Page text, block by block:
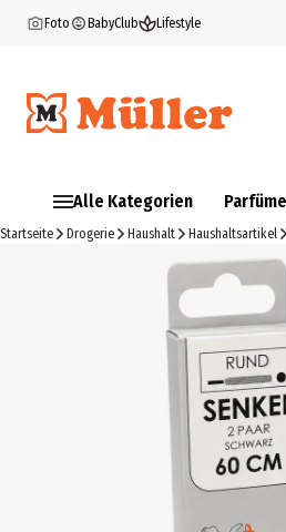
Foto BabyClub Lifestyle
Alle Kategorien
Startseite Drogerie Haushalt Haushaltsartikel